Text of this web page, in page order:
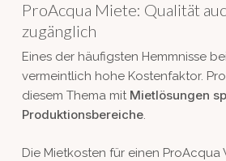
ProAcqua Miete: Qualität
zugänglich
Eines der häufigsten Hemmnisse
vermeintlich hohe Kostenfaktor.
diesem Thema mit Mietlösungen
Produktionsbereiche.
Die Mietkosten für einen ProAcqua